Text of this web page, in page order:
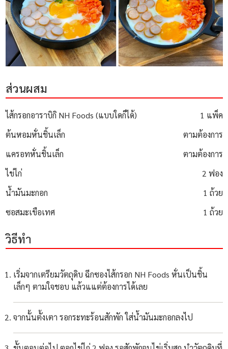
ส่วนผสม
ไส้กรอกอาราบิกิ NH Foods (แบบใดก็ได้)
1 แพ็ค
ต้นหอมหั่นชิ้นเล็ก
ตามต้องการ
แครอทหั่นชิ้นเล็ก
ตามต้องการ
ไข่ไก่
2 ฟอง
น้ำมันมะกอก
1 ถ้วย
ซอสมะเขือเทศ
1 ถ้วย
วิธีทำ
เริ่มจากเตรียมวัตถุดิบ ฉีกซองไส้กรอก NH Foods หั่นเป็นชิ้น
เล็กๆ ตามใจชอบ แล้วแแต่ต้องการได้เลย
จากนั้นตั้งเตา รอกระทะร้อนสักพัก ใส่น้ำมันมะกอกลงไป